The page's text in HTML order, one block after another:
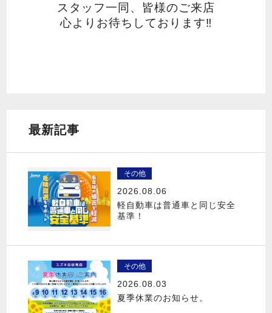
スタッフ一同、皆様のご来店
心よりお待ちしております‼
最新記事
その他
2026.08.06
軽自動車は普通車と同じ安全
基準！
その他
2026.08.03
夏季休業のお知らせ。